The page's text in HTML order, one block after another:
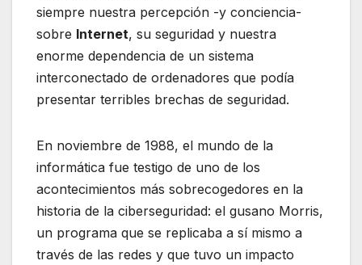
siempre nuestra percepción -y conciencia-
sobre Internet, su seguridad y nuestra
enorme dependencia de un sistema
interconectado de ordenadores que podía
presentar terribles brechas de seguridad.
En noviembre de 1988, el mundo de la
informática fue testigo de uno de los
acontecimientos más sobrecogedores en la
historia de la ciberseguridad: el gusano Morris,
un programa que se replicaba a sí mismo a
través de las redes y que tuvo un impacto